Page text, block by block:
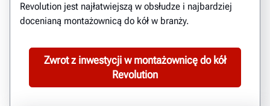
Revolution jest najłatwiejszą w obsłudze i najbardziej
docenianą montażownicą do kół w branży.
Zwrot z inwestycji w montażownicę do kół
Revolution